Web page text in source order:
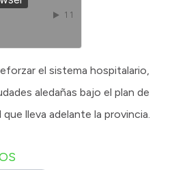
el sistema hospitalario,
aledañas bajo el plan de
lleva adelante la provincia.